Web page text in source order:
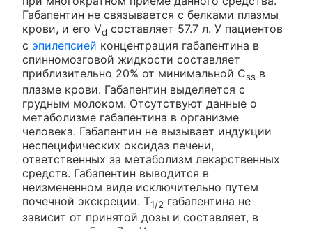
Габапентин не связывается с белками плазмы
крови, и его Vd составляет 57.7 л. У пациентов
с эпилепсией концентрация габапентина в
спинномозговой жидкости составляет
приблизительно 20% от минимальной Css в
плазме крови. Габапентин выделяется с
грудным молоком. Отсутствуют данные о
метаболизме габапентина в организме
человека. Габапентин не вызывает индукции
неспецифических оксидаз печени,
ответственных за метаболизм лекарственных
средств. Габапентин выводится в
неизмененном виде исключительно путем
почечной экскреции. T1/2 габапентина не
зависит от принятой дозы и составляет, в